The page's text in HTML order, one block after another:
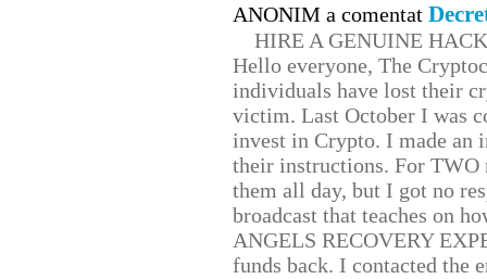
ANONIM a comentat
HIRE A GENUINE
Hello everyone, The
individuals have lost their
victim. Last October I was
invest in Crypto. I made
their instructions. For TWO
them all day, but I got no
broadcast that teaches on
ANGELS RECOVERY
funds back. I contacted the